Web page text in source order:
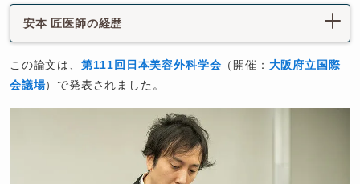
安本 匠医師の経歴
この論文は、 第111回日本美容外科学会 （開催： 大阪府立国際
会議場）で発表されました。